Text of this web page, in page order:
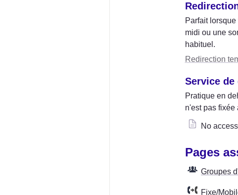
Parfait
midi ou une
habituel.
Redirection
Service de
Pratique en
n'est pas fixée
No access
Pages
Groupes
Fixe/